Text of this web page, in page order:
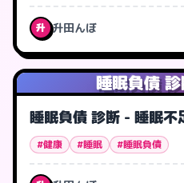
升 升田んぼ
睡眠負債
睡眠負債 診断 - 睡眠不
#健康 #睡眠 #睡眠負債